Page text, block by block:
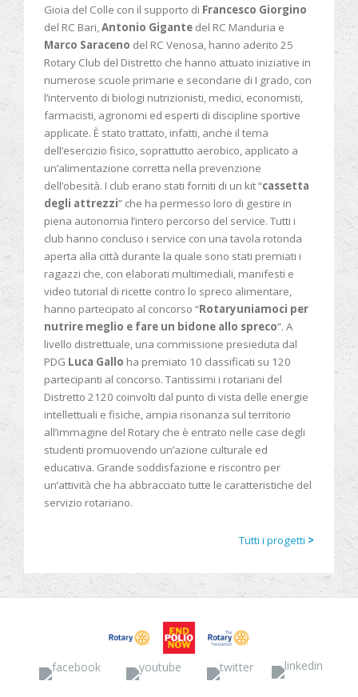
Gioia del Colle con il supporto di Francesco Giorgino
del RC Bari,Antonio Gigante del RC Manduria e
Marco Saraceno del RC Venosa, hanno aderito 25
Rotary Club del Distretto che hanno attuato iniziative in
numerose scuole primarie e secondarie di I grado, con
l’intervento di biologi nutrizionisti, medici, economisti,
farmacisti, agronomi ed esperti di discipline sportive
applicate. È stato trattato, infatti, anche il tema
dell’esercizio fisico, soprattutto aerobico, applicato a
un’alimentazione corretta nella prevenzione
dell’obesità. I club erano stati forniti di un kit “cassetta
degli attrezzi” che ha permesso loro di gestire in
piena autonomia l’intero percorso del service. Tutti i
club hanno concluso i service con una tavola rotonda
aperta alla città durante la quale sono stati premiati i
ragazzi che, con elaborati multimediali, manifesti e
video tutorial di ricette contro lo spreco alimentare,
hanno partecipato al concorso “Rotaryuniamoci per
nutrire meglio e fare un bidone allo spreco”. A
livello distrettuale, una commissione presieduta dal
PDG Luca Gallo ha premiato 10 classificati su 120
partecipanti al concorso. Tantissimi i rotariani del
Distretto 2120 coinvolti dal punto di vista delle energie
intellettuali e fisiche, ampia risonanza sul territorio
all’immagine del Rotary che è entrato nelle case degli
studenti promuovendo un’azione culturale ed
educativa. Grande soddisfazione e riscontro per
un’attività che ha abbracciato tutte le caratteristiche del
servizio rotariano.
Tutti i progetti >
Facebook YouTube Twitter